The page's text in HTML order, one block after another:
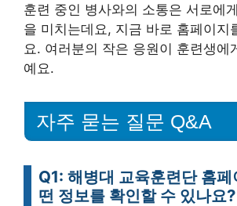
훈련 중인 병사와의 소통은 서로에
을 미치는데요, 지금 바로 홈페이지
요. 여러분의 작은 응원이 훈련생에
예요.
자주 묻는 질문 Q&A
Q1: 해병대 교육훈련단 홈페
떤 정보를 확인할 수 있나요?